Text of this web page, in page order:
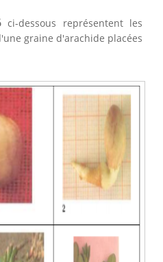
ci-dessous représentent les
graine d'arachide placées